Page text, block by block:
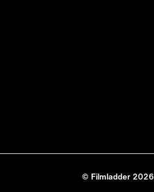
© Filmladder 2026